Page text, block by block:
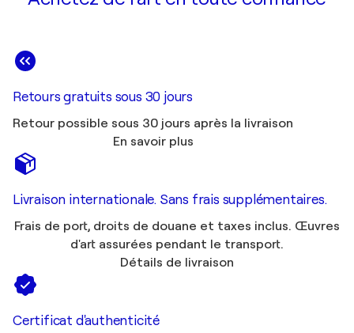
Retours gratuits sous 30 jours
Retour possible sous 30 jours après la livraison
En savoir plus
Livraison internationale. Sans frais supplémentaires.
Frais de port, droits de douane et taxes inclus. Œuvres
d'art assurées pendant le transport.
Détails de livraison
Certificat d'authenticité